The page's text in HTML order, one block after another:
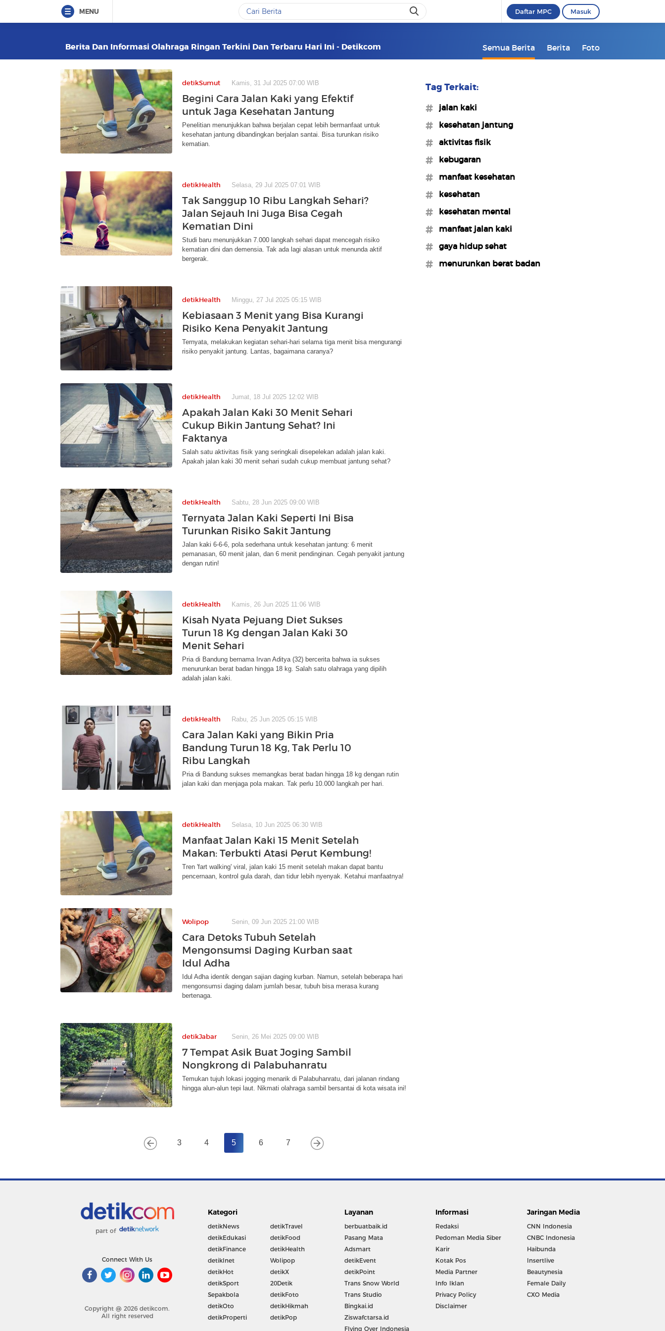
MENU Daftar MPC Masuk
Berita Dan Informasi Olahraga Ringan Terkini Dan Terbaru Hari Ini - Detikcom Semua Berita Berita Foto
detikSumut Kamis, 31 Jul 2025 07:00 WIB
Begini Cara Jalan Kaki yang Efektif
untuk Jaga Kesehatan Jantung
Penelitian menunjukkan bahwa berjalan cepat lebih bermanfaat untuk
kesehatan jantung dibandingkan berjalan santai. Bisa turunkan risiko
kematian.
detikHealth Selasa, 29 Jul 2025 07:01 WIB
Tak Sanggup 10 Ribu Langkah Sehari?
Jalan Sejauh Ini Juga Bisa Cegah
Kematian Dini
Studi baru menunjukkan 7.000 langkah sehari dapat mencegah risiko
kematian dini dan demensia. Tak ada lagi alasan untuk menunda aktif
bergerak.
detikHealth Minggu, 27 Jul 2025 05:15 WIB
Kebiasaan 3 Menit yang Bisa Kurangi
Risiko Kena Penyakit Jantung
Ternyata, melakukan kegiatan sehari-hari selama tiga menit bisa mengurangi
risiko penyakit jantung. Lantas, bagaimana caranya?
detikHealth Jumat, 18 Jul 2025 12:02 WIB
Apakah Jalan Kaki 30 Menit Sehari
Cukup Bikin Jantung Sehat? Ini
Faktanya
Salah satu aktivitas fisik yang seringkali disepelekan adalah jalan kaki.
Apakah jalan kaki 30 menit sehari sudah cukup membuat jantung sehat?
detikHealth Sabtu, 28 Jun 2025 09:00 WIB
Ternyata Jalan Kaki Seperti Ini Bisa
Turunkan Risiko Sakit Jantung
Jalan kaki 6-6-6, pola sederhana untuk kesehatan jantung: 6 menit
pemanasan, 60 menit jalan, dan 6 menit pendinginan. Cegah penyakit jantung
dengan rutin!
detikHealth Kamis, 26 Jun 2025 11:06 WIB
Kisah Nyata Pejuang Diet Sukses
Turun 18 Kg dengan Jalan Kaki 30
Menit Sehari
Pria di Bandung bernama Irvan Aditya (32) bercerita bahwa ia sukses
menurunkan berat badan hingga 18 kg. Salah satu olahraga yang dipilih
adalah jalan kaki.
detikHealth Rabu, 25 Jun 2025 05:15 WIB
Cara Jalan Kaki yang Bikin Pria
Bandung Turun 18 Kg, Tak Perlu 10
Ribu Langkah
Pria di Bandung sukses memangkas berat badan hingga 18 kg dengan rutin
jalan kaki dan menjaga pola makan. Tak perlu 10.000 langkah per hari.
detikHealth Selasa, 10 Jun 2025 06:30 WIB
Manfaat Jalan Kaki 15 Menit Setelah
Makan: Terbukti Atasi Perut Kembung!
Tren 'fart walking' viral, jalan kaki 15 menit setelah makan dapat bantu
pencernaan, kontrol gula darah, dan tidur lebih nyenyak. Ketahui manfaatnya!
Wolipop Senin, 09 Jun 2025 21:00 WIB
Cara Detoks Tubuh Setelah
Mengonsumsi Daging Kurban saat
Idul Adha
Idul Adha identik dengan sajian daging kurban. Namun, setelah beberapa hari
mengonsumsi daging dalam jumlah besar, tubuh bisa merasa kurang
bertenaga.
detikJabar Senin, 26 Mei 2025 09:00 WIB
7 Tempat Asik Buat Joging Sambil
Nongkrong di Palabuhanratu
Temukan tujuh lokasi jogging menarik di Palabuhanratu, dari jalanan rindang
hingga alun-alun tepi laut. Nikmati olahraga sambil bersantai di kota wisata ini!
3 4 5 6 7
Tag Terkait:
#jalan kaki
#kesehatan jantung
#aktivitas fisik
#kebugaran
#manfaat kesehatan
#kesehatan
#kesehatan mental
#manfaat jalan kaki
#gaya hidup sehat
#menurunkan berat badan
part of
Connect With Us
Copyright @ 2026 detikcom.
All right reserved
Kategori
detikNews
detikEdukasi
detikFinance
detikInet
detikHot
detikSport
Sepakbola
detikOto
detikProperti
detikTravel
detikFood
detikHealth
Wolipop
detikX
20Detik
detikFoto
detikHikmah
detikPop
Layanan
berbuatbaik.id
Pasang Mata
Adsmart
detikEvent
detikPoint
Trans Snow World
Trans Studio
Bingkai.id
Ziswafctarsa.id
Flying Over Indonesia
Informasi
Redaksi
Pedoman Media Siber
Karir
Kotak Pos
Media Partner
Info Iklan
Privacy Policy
Disclaimer
Jaringan Media
CNN Indonesia
CNBC Indonesia
Haibunda
Insertlive
Beautynesia
Female Daily
CXO Media